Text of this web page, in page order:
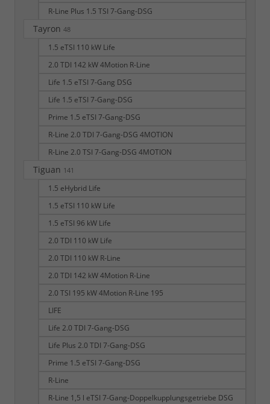
R-Line Plus 1.5 TSI 7-Gang-DSG
Tayron 48
1.5 eTSI 110 kW Life
2.0 TDI 142 kW 4Motion R-Line
Life 1.5 eTSI 7-Gang DSG
Life 1.5 eTSI 7-Gang-DSG
Prime 1.5 eTSI 7-Gang-DSG
R-Line 2.0 TDI 7-Gang-DSG 4MOTION
R-Line 2.0 TSI 7-Gang-DSG 4MOTION
Tiguan 141
1.5 eHybrid Life
1.5 eTSI 110 kW Life
1.5 eTSI 96 kW Life
2.0 TDI 110 kW Life
2.0 TDI 110 kW R-Line
2.0 TDI 142 kW 4Motion R-Line
2.0 TSI 195 kW 4Motion R-Line 195
LIFE
Life 2.0 TDI 7-Gang-DSG
Life Plus 2.0 TDI 7-Gang-DSG
Prime 1.5 eTSI 7-Gang-DSG
R-Line
R-Line 1,5 l eTSI 7-Gang-Doppelkupplungsgetriebe DSG